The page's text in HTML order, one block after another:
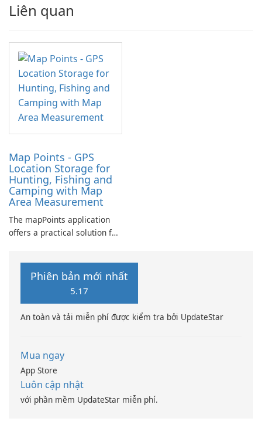
Liên quan
Map Points - GPS
Location Storage for
Hunting, Fishing and
Camping with Map
Area Measurement
The mapPoints application
offers a practical solution for
locations effectively.
Phiên bản mới nhất
5.17
An toàn và tải miễn phí được kiểm tra bởi UpdateStar
Mua ngay
App Store
Luôn cập nhật
với phần mềm UpdateStar miễn phí.